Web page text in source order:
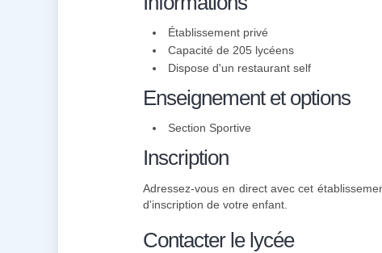
Établissement privé
Capacité de 205 lycéens
Dispose d'un restaurant self
Enseignement et options
Section Sportive
Inscription
Adressez-vous en direct avec cet
d'inscription de votre enfant.
Contacter le lycée